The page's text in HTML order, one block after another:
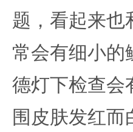
题，看起来也
常会有细小的
德灯下检查会
围皮肤发红